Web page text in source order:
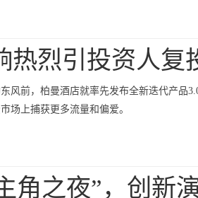
热烈引投资人复
风前，柏曼酒店就率先发布全新迭代产品
场上捕获更多流量和偏爱。
角之夜”，创新